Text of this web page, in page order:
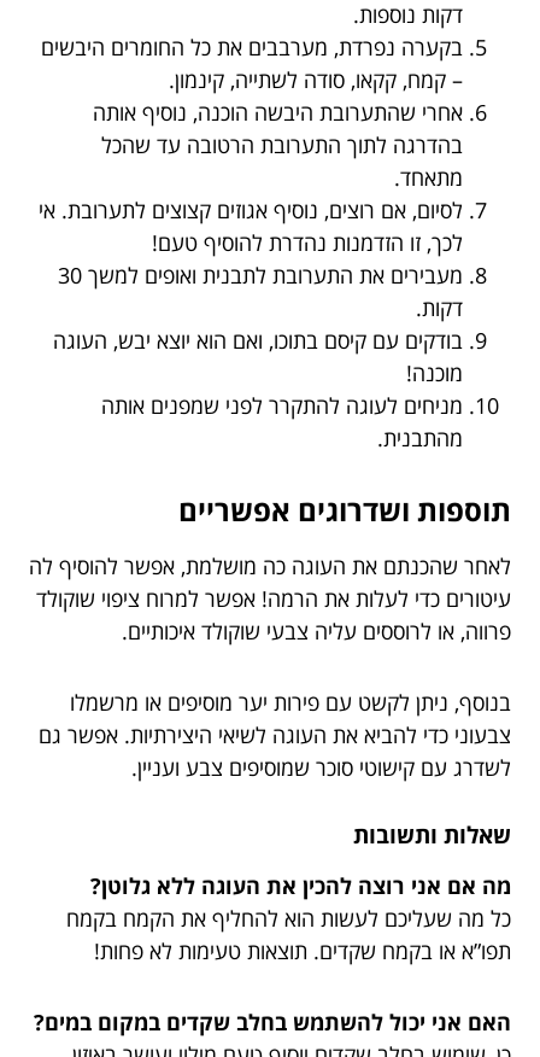
דקות נוספות.
בקערה נפרדת, מערבבים את כל החומרים היבשים
– קמח, קקאו, סודה לשתייה, קינמון.
אחרי שהתערובת היבשה הוכנה, נוסיף אותה
בהדרגה לתוך התערובת הרטובה עד שהכל
מתאחד.
לסיום, אם רוצים, נוסיף אגוזים קצוצים לתערובת. אי
לכך, זו הזדמנות נהדרת להוסיף טעם!
מעבירים את התערובת לתבנית ואופים למשך 30
דקות.
בודקים עם קיסם בתוכו, ואם הוא יוצא יבש, העוגה
מוכנה!
מניחים לעוגה להתקרר לפני שמפנים אותה
מהתבנית.
תוספות ושדרוגים אפשריים
לאחר שהכנתם את העוגה כה מושלמת, אפשר להוסיף לה
עיטורים כדי לעלות את הרמה! אפשר למרוח ציפוי שוקולד
פרווה, או לרוססים עליה צבעי שוקולד איכותיים.
בנוסף, ניתן לקשט עם פירות יער מוסיפים או מרשמלו
צבעוני כדי להביא את העוגה לשיאי היצירתיות. אפשר גם
לשדרג עם קישוטי סוכר שמוסיפים צבע ועניין.
שאלות ותשובות
מה אם אני רוצה להכין את העוגה ללא גלוטן?
כל מה שעליכם לעשות הוא להחליף את הקמח בקמח
תפו”א או בקמח שקדים. תוצאות טעימות לא פחות!
האם אני יכול להשתמש בחלב שקדים במקום במים?